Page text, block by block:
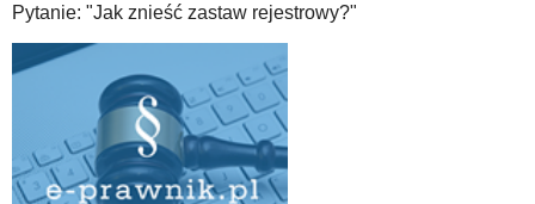
Pytanie: "Jak znieść zastaw rejestrowy?"